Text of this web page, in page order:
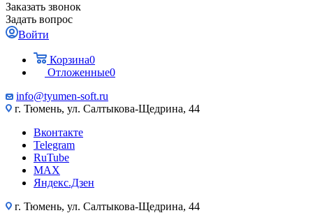
Заказать звонок
Задать вопрос
Войти
Корзина0
Отложенные0
info@tyumen-soft.ru
г. Тюмень, ул. Салтыкова-Щедрина, 44
Вконтакте
Telegram
RuTube
MAX
Яндекс.Дзен
г. Тюмень, ул. Салтыкова-Щедрина, 44